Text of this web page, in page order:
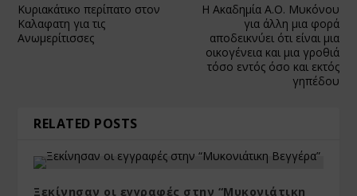
Κυριακάτικο περίπατο στον
Καλαφατη για τις
Ανωμερίτισσες
Η Ακαδημία Α.Ο. Μυκόνου
για άλλη μια φορά
αποδεικνύει ότι είναι μια
οικογένεια και μια γροθιά
τόσο εντός όσο και εκτός
γηπέδου
RELATED POSTS
Ξεκίνησαν οι εγγραφές στην “Μυκονιάτικη